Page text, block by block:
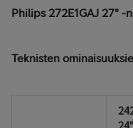
Philips 272E1GAJ 27"
Teknisten